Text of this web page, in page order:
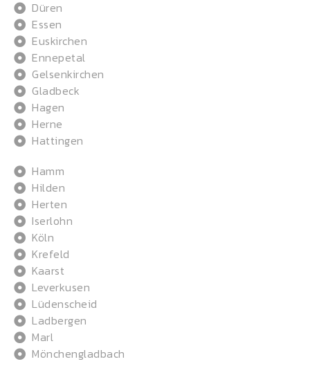
Düren
Essen
Euskirchen
Ennepetal
Gelsenkirchen
Gladbeck
Hagen
Herne
Hattingen
Hamm
Hilden
Herten
Iserlohn
Köln
Krefeld
Kaarst
Leverkusen
Lüdenscheid
Ladbergen
Marl
Mönchengladbach